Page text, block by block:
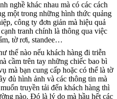
nghề khác nhau mà có các cách
một trong những hình thức quảng
công ty đơn giản mà hiệu quả
tranh chính là thông qua việc
tờ rơi, standee…
thế nào nếu khách hàng đi triễn
cầm trên tay những chiếc bao bì
mà bạn cung cấp hoặc có thể là tờ
đủ hình ảnh và các thông tin mà
truyền tải đến khách hàng thì
nào. Đó là lý do mà hầu hết các